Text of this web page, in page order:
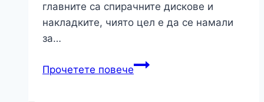
главните са спирачните дискове и
накладките, чиято цел е да се намали
за…
Прочетете повечеКачеството